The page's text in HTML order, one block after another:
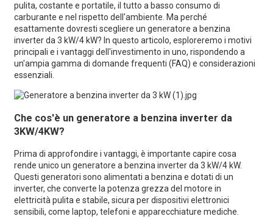
pulita, costante e portatile, il tutto a basso consumo di
carburante e nel rispetto dell'ambiente. Ma perché
esattamente dovresti scegliere un generatore a benzina
inverter da 3 kW/4 kW? In questo articolo, esploreremo i motivi
principali e i vantaggi dell'investimento in uno, rispondendo a
un'ampia gamma di domande frequenti (FAQ) e considerazioni
essenziali.
Che cos'è un generatore a benzina inverter da
3KW/4KW?
Prima di approfondire i vantaggi, è importante capire cosa
rende unico un generatore a benzina inverter da 3 kW/4 kW.
Questi generatori sono alimentati a benzina e dotati di un
inverter, che converte la potenza grezza del motore in
elettricità pulita e stabile, sicura per dispositivi elettronici
sensibili, come laptop, telefoni e apparecchiature mediche.